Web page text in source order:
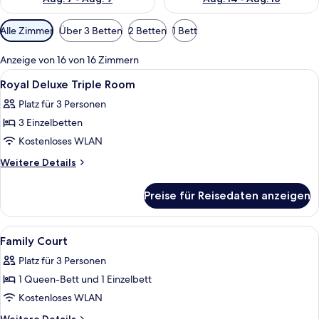
Verfügbare
Filter
für
Zimmer
Alle Zimmer Über 3 Betten 2 Betten 1 Bett
Anzeige von 16 von 16 Zimmern
Alle
Fotos
für
Royal
Deluxe
Triple
Schreibtisch,
6
Royal Deluxe Triple Room
Platz für 3 Personen
3 Einzelbetten
Kostenloses WLAN
Weitere Details
Weitere
Deluxe
Triple
Room
Preise für Reisedaten anzeigen
Alle
Fotos
für
Family
Court
anzeigen
Schreibtisch,
4
Family Court
Platz für 3 Personen
1 Queen-Bett und 1 Einzelbett
Kostenloses WLAN